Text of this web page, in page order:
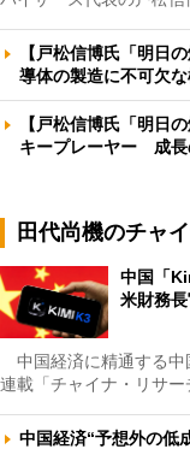
【戸松信博氏「明日
導体の製造に不可欠
【戸松信博氏「明日
キープレーヤー 成
田代尚機のチャ
中国「
米財務
中国経済に精通する中
連載「チャイナ・リサー
中国経済“予想外の